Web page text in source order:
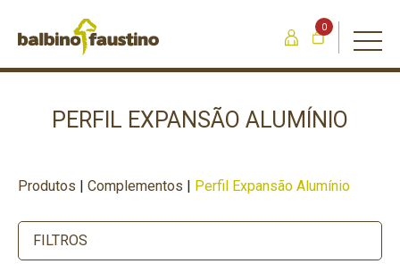
0
PERFIL EXPANSÃO ALUMÍNIO
Produtos | Complementos | Perfil Expansão Alumínio
FILTROS